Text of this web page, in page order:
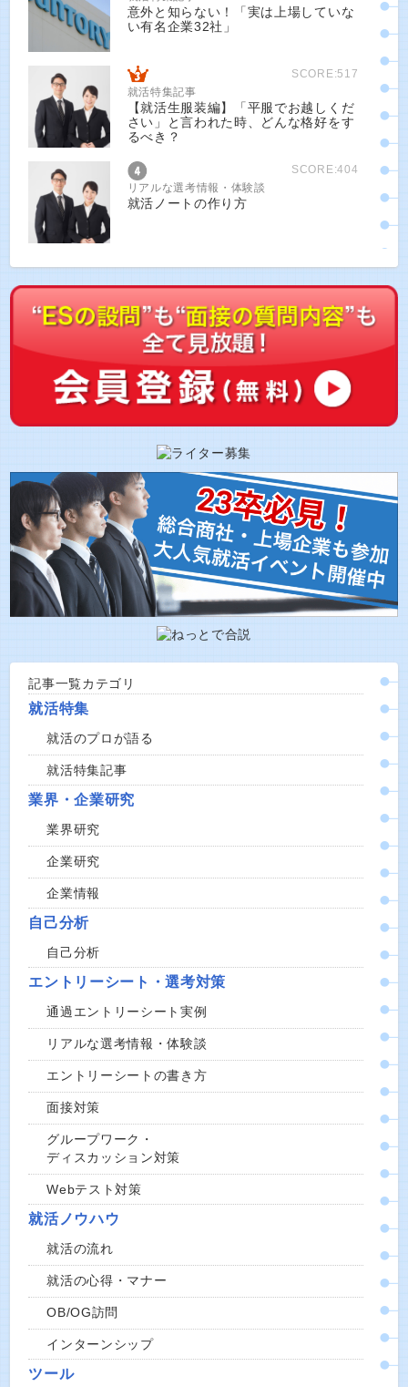
意外と知らない！「実は上場していな
い有名企業32社」
SCORE:517
就活特集記事
【就活生服装編】「平服でお越しくだ
さい」と言われた時、どんな格好をす
るべき？
SCORE:404
リアルな選考情報・体験談
就活ノートの作り方
記事一覧カテゴリ
就活特集
就活のプロが語る
就活特集記事
業界・企業研究
業界研究
企業研究
企業情報
自己分析
自己分析
エントリーシート・選考対策
通過エントリーシート実例
リアルな選考情報・体験談
エントリーシートの書き方
面接対策
グループワーク・
ディスカッション対策
Webテスト対策
就活ノウハウ
就活の流れ
就活の心得・マナー
OB/OG訪問
インターンシップ
ツール